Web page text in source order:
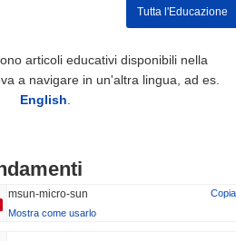
Tutta l'Educazione
articoli educativi disponibili nella
a navigare in un'altra lingua, ad es.
English
msun-micro-sun
Copia
Mostra come usarlo